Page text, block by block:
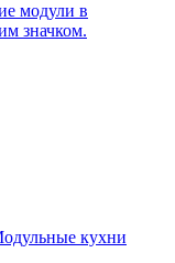
модули в
значком.
кухни